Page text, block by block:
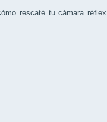
rescaté tu cámara réflex